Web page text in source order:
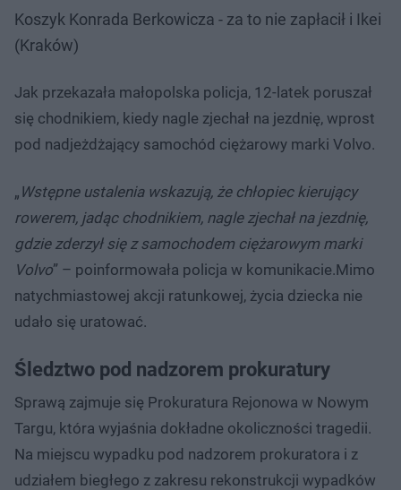
Koszyk Konrada Berkowicza - za to nie zapłacił i Ikei
(Kraków)
Jak przekazała małopolska policja, 12-latek poruszał
się chodnikiem, kiedy nagle zjechał na jezdnię, wprost
pod nadjeżdżający samochód ciężarowy marki Volvo.
„ Wstępne ustalenia wskazują, że chłopiec kierujący
rowerem, jadąc chodnikiem, nagle zjechał na jezdnię,
gdzie zderzył się z samochodem ciężarowym marki
Volvo” – poinformowała policja w komunikacie.Mimo
natychmiastowej akcji ratunkowej, życia dziecka nie
udało się uratować.
Śledztwo pod nadzorem prokuratury
Sprawą zajmuje się Prokuratura Rejonowa w Nowym
Targu, która wyjaśnia dokładne okoliczności tragedii.
Na miejscu wypadku pod nadzorem prokuratora i z
udziałem biegłego z zakresu rekonstrukcji wypadków